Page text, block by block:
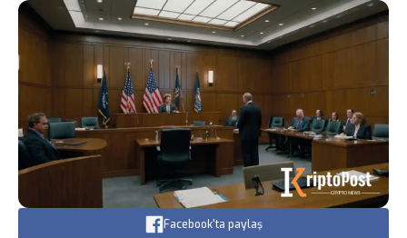
Facebook'ta paylaş